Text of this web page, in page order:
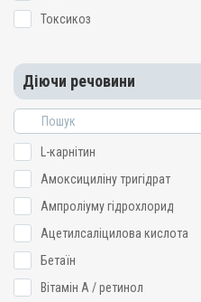
Токсикоз
Діючи речовини
L-карнітин
Амоксициліну тригідрат
Ампроліуму гідрохлорид
Ацетилсаліцилова кислота
Бетаїн
Вітамін A / ретинол